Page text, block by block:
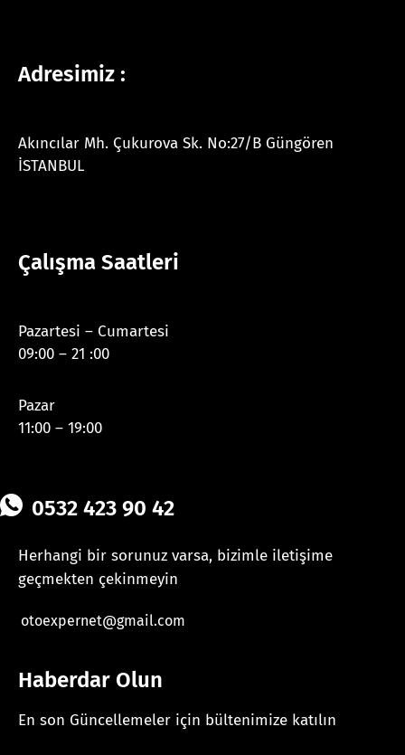
Adresimiz :
Akıncılar Mh. Çukurova Sk. No:27/B Güngören
İSTANBUL
Çalışma Saatleri
Pazartesi – Cumartesi
09:00 – 21 :00
Pazar
11:00 – 19:00
0532 423 90 42
Herhangi bir sorunuz varsa, bizimle iletişime
geçmekten çekinmeyin
otoexpernet@gmail.com
Haberdar Olun
En son Güncellemeler için bültenimize katılın